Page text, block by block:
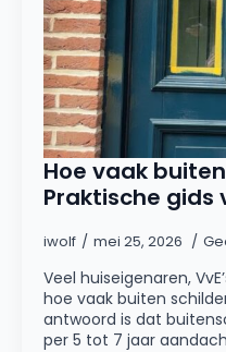
Hoe vaak
Praktische gids
iwolf mei 25, 2026
Veel huiseigenaren,
hoe vaak buiten
antwoord is dat
per 5 tot 7 jaar